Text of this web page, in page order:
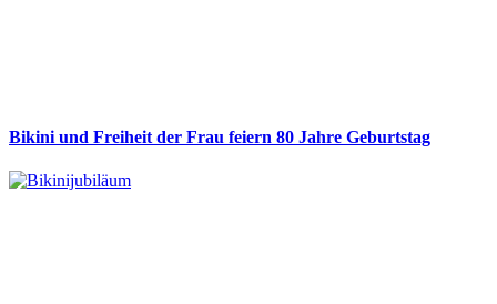
Bikini und Freiheit der Frau feiern 80 Jahre Geburtstag